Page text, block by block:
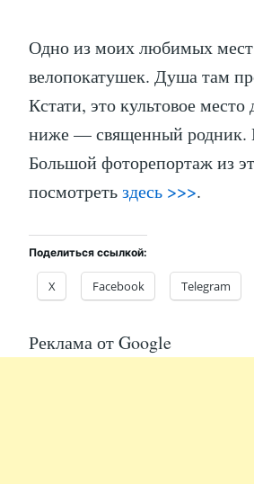
Одно из моих любимых
велопокатушек. Душа там
Кстати, это культовое место
ниже — священный родник.
Большой фоторепортаж из
посмотретьздесь >>>.
Поделиться ссылкой:
X Facebook Telegram
Реклама от Google